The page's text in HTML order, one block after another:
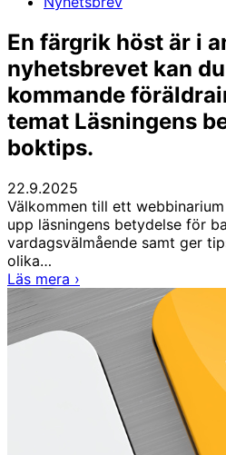
En färgrik höst är i
nyhetsbrevet kan
kommande
temat Läsningens
boktips.
22.9.2025
Välkommen till ett
upp läsningens betydelse för
vardagsvälmående samt ger
olika…
Läs mera En
är
antågande.
nyhetsbrevet
›